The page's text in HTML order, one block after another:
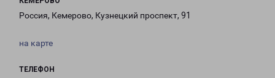
Россия, Кемерово, Кузнецкий проспект, 91
на карте
ТЕЛЕФОН